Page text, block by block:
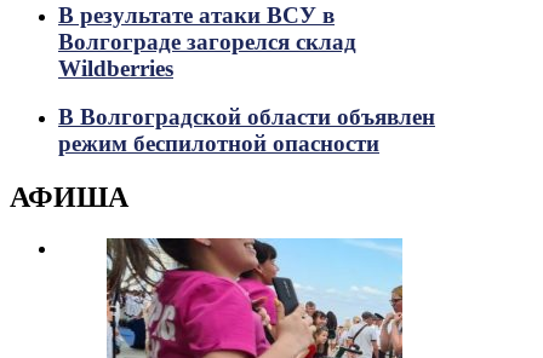
В результате атаки ВСУ в
Волгограде загорелся склад
Wildberries
В Волгоградской области объявлен
режим беспилотной опасности
АФИША